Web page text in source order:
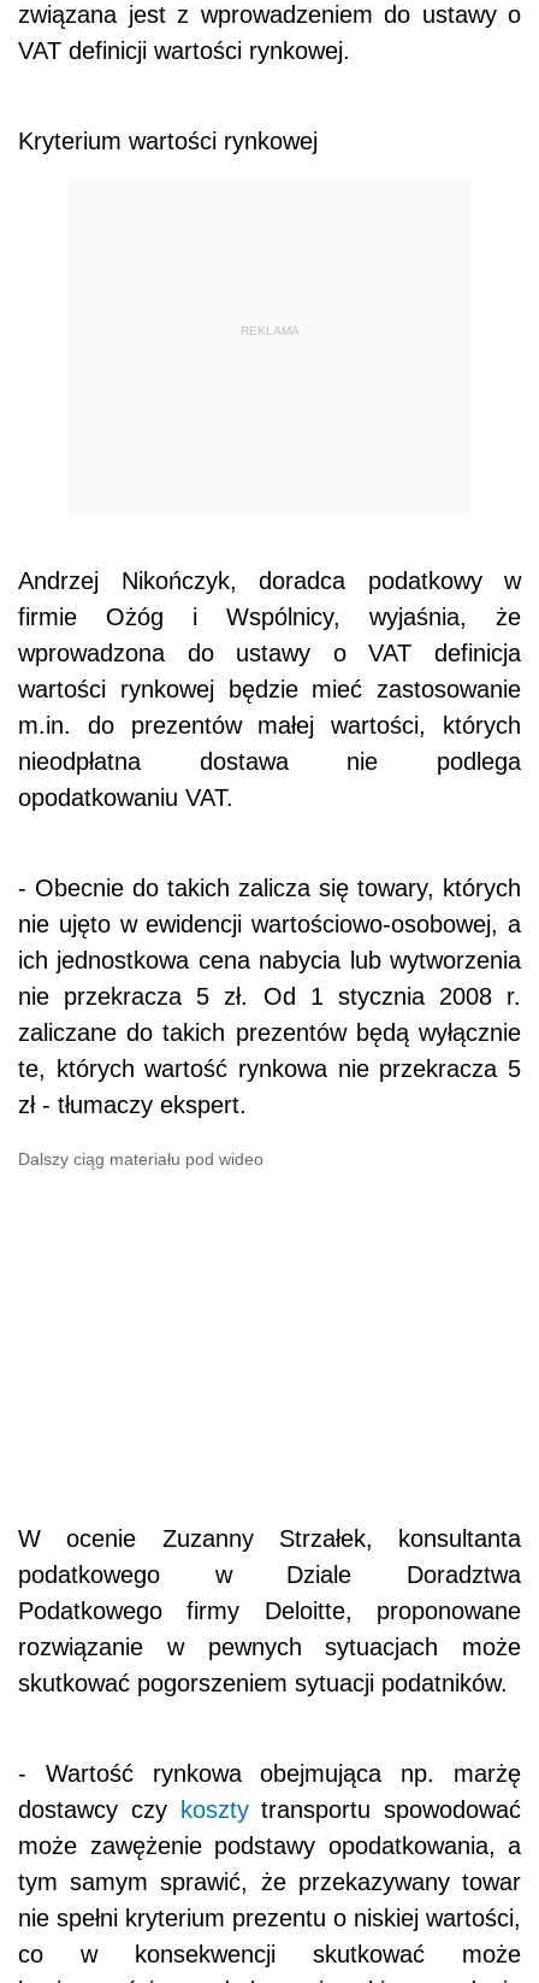
związana jest z wprowadzeniem do ustawy o
VAT definicji wartości rynkowej.
Kryterium wartości rynkowej
REKLAMA
Andrzej Nikończyk, doradca podatkowy w
firmie Ożóg i Wspólnicy, wyjaśnia, że
wprowadzona do ustawy o VAT definicja
wartości rynkowej będzie mieć zastosowanie
m.in. do prezentów małej wartości, których
nieodpłatna dostawa nie podlega
opodatkowaniu VAT.
- Obecnie do takich zalicza się towary, których
nie ujęto w ewidencji wartościowo-osobowej, a
ich jednostkowa cena nabycia lub wytworzenia
nie przekracza 5 zł. Od 1 stycznia 2008 r.
zaliczane do takich prezentów będą wyłącznie
te, których wartość rynkowa nie przekracza 5
zł - tłumaczy ekspert.
Dalszy ciąg materiału pod wideo
W ocenie Zuzanny Strzałek, konsultanta
podatkowego w Dziale Doradztwa
Podatkowego firmy Deloitte, proponowane
rozwiązanie w pewnych sytuacjach może
skutkować pogorszeniem sytuacji podatników.
- Wartość rynkowa obejmująca np. marżę
dostawcy czy
kosztytransportu spowodować
może zawężenie podstawy opodatkowania, a
tym samym sprawić, że przekazywany towar
nie spełni kryterium prezentu o niskiej wartości,
co w konsekwencji skutkować może